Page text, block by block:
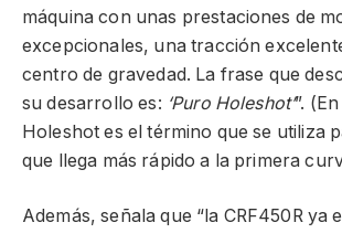
máquina con unas prestaciones de
excepcionales, una tracción
centro de gravedad. La frase que
su desarrollo es: ‘Puro Holeshot’”.
Holeshot es el término que se utiliza
que llega más rápido a la primera
Además, señala que “la CRF450R ya